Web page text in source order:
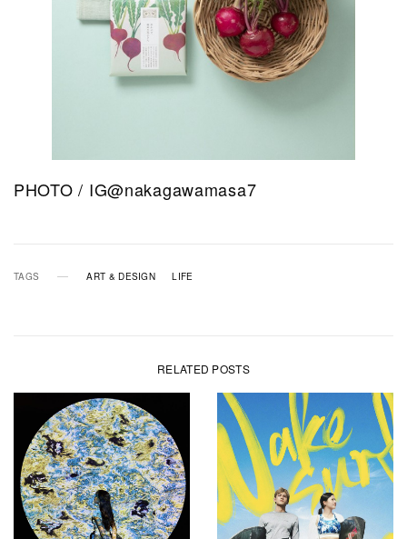
PHOTO / IG@nakagawamasa7
TAGS ART & DESIGN LIFE
RELATED POSTS